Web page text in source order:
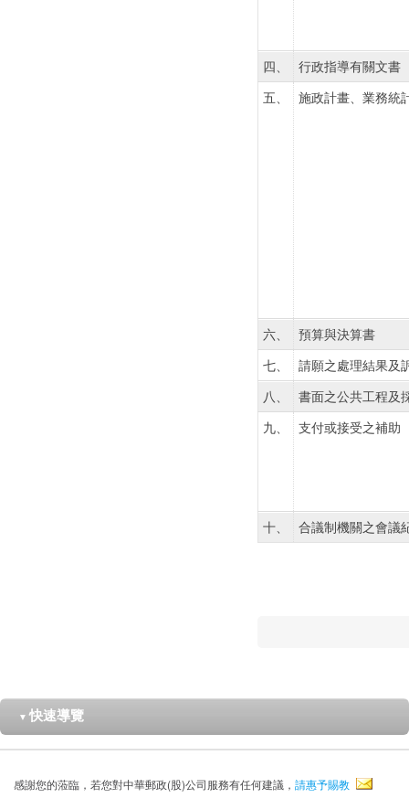
四、
行政指導有關文書
五、
施政計畫、業務統
六、
預算與決算書
七、
請願之處理結果及
八、
書面之公共工程及
九、
支付或接受之補助
十、 合議制機關之會議
▼ 快速導覽
感謝您的蒞臨，若您對中華郵政(股)公司服務有任何建議， 請惠予賜教